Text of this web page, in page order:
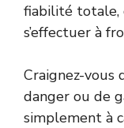
fiabilité totale,
s’effectuer à
Craignez-
danger ou de
simplement à